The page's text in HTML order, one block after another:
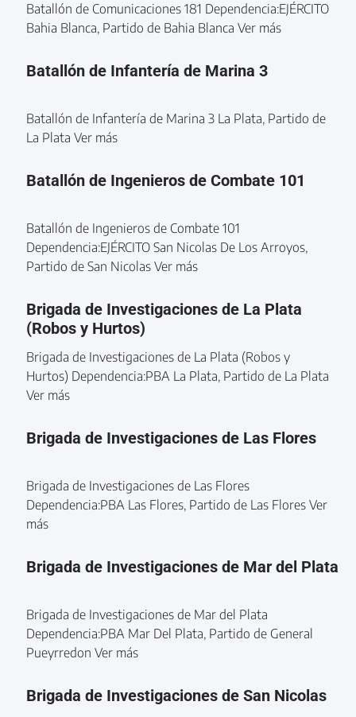
Batallón de Comunicaciones 181 Dependencia:EJÉRCITO
Bahia Blanca, Partido de Bahia Blanca Ver más
Batallón de Infantería de Marina 3
Batallón de Infantería de Marina 3 La Plata, Partido de
La Plata Ver más
Batallón de Ingenieros de Combate 101
Batallón de Ingenieros de Combate 101
Dependencia:EJÉRCITO San Nicolas De Los Arroyos,
Partido de San Nicolas Ver más
Brigada de Investigaciones de La Plata
(Robos y Hurtos)
Brigada de Investigaciones de La Plata (Robos y
Hurtos) Dependencia:PBA La Plata, Partido de La Plata
Ver más
Brigada de Investigaciones de Las Flores
Brigada de Investigaciones de Las Flores
Dependencia:PBA Las Flores, Partido de Las Flores Ver
más
Brigada de Investigaciones de Mar del Plata
Brigada de Investigaciones de Mar del Plata
Dependencia:PBA Mar Del Plata, Partido de General
Pueyrredon Ver más
Brigada de Investigaciones de San Nicolas